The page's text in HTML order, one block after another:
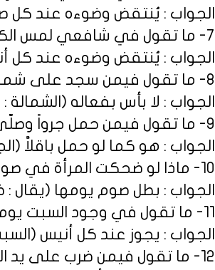
الجواب : يُنتقض وضوءه عند كل
7- ما تقول في شافعي لمس الكنيسة ؟
الجواب : يُنتقض وضوءه عند كل
8- ما تقول فيمن سجد على شمالة ؟
الجواب : لا بأس بفعاله
9- ما تقول فيمن حمل جرواً وصلّى ؟
الجواب : هو كما لو حمل باقلاَّ
10- ماذا لو ضحكت المرأة في صومها ؟
الجواب : بطل صوم يومها (يقال
11- ما تقول في وجود السبت يوم الخميس ؟
الجواب : يجوز عند كل أنيس
12- ما تقول فيمن ضرب على يد اليتيم ؟